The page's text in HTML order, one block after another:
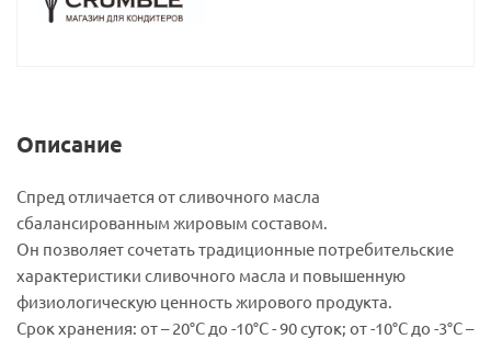
Описание
Спред отличается от сливочного масла
сбалансированным жировым составом.
Он позволяет сочетать традиционные потребительские
характеристики сливочного масла и повышенную
физиологическую ценность жирового продукта.
Срок хранения: от – 20°С до -10°С - 90 суток; от -10°С до -3°С –